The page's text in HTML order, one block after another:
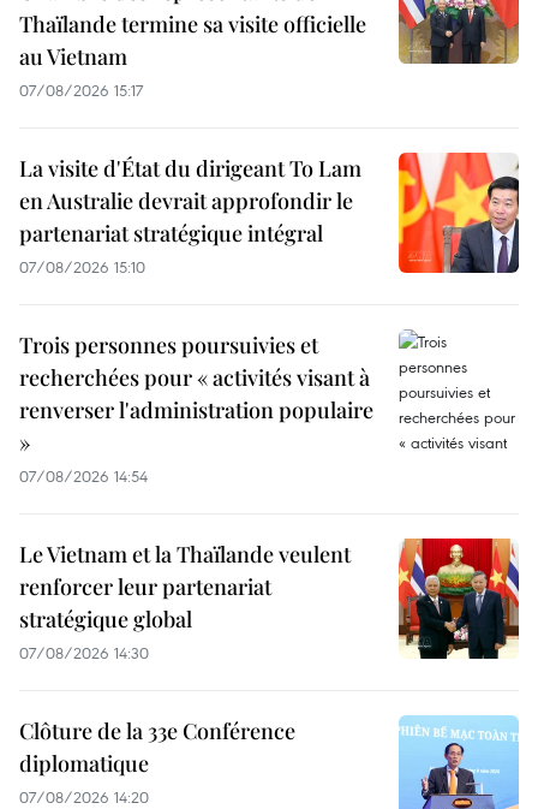
Thaïlande termine sa visite officielle
au Vietnam
07/08/2026 15:17
La visite d'État du dirigeant To Lam
en Australie devrait approfondir le
partenariat stratégique intégral
07/08/2026 15:10
Trois personnes poursuivies et
recherchées pour « activités visant à
renverser l'administration populaire
»
07/08/2026 14:54
Le Vietnam et la Thaïlande veulent
renforcer leur partenariat
stratégique global
07/08/2026 14:30
Clôture de la 33e Conférence
diplomatique
07/08/2026 14:20